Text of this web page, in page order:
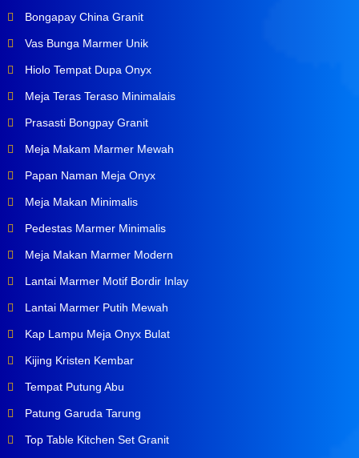
Bongapay China Granit
Vas Bunga Marmer Unik
Hiolo Tempat Dupa Onyx
Meja Teras Teraso Minimalais
Prasasti Bongpay Granit
Meja Makam Marmer Mewah
Papan Naman Meja Onyx
Meja Makan Minimalis
Pedestas Marmer Minimalis
Meja Makan Marmer Modern
Lantai Marmer Motif Bordir Inlay
Lantai Marmer Putih Mewah
Kap Lampu Meja Onyx Bulat
Kijing Kristen Kembar
Tempat Putung Abu
Patung Garuda Tarung
Top Table Kitchen Set Granit